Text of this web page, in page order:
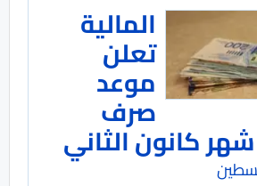
المالية
تعلن
موعد
صرف
كانون الثاني